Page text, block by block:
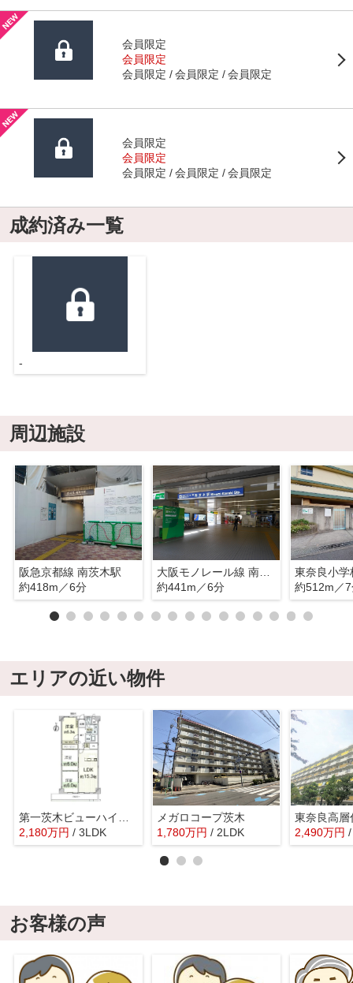
会員限定
会員限定
会員限定
会員限定 会員限定
会員限定
会員限定
会員限定
会員限定 会員限定
成約済み一覧
-
周辺施設
阪急京都線 南茨木駅
約418m／6分
大阪モノレール線 南茨木駅
約441m／6分
東奈良小学
約512m／
エリアの近い物件
2,180万円 / 3LDK
メガロコープ茨木
1,780万円 / 2LDK
東奈良高層
2,490万円
お客様の声